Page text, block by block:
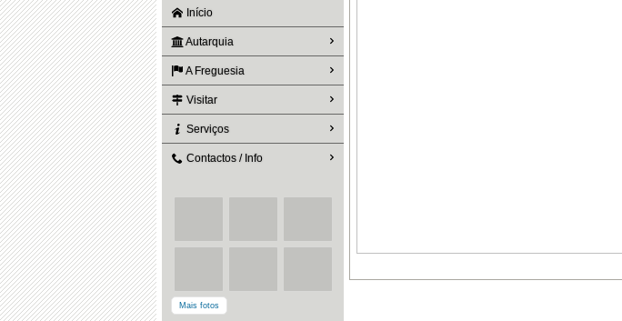
Início
Autarquia
A Freguesia
Visitar
Serviços
Contactos / Info
Mais fotos